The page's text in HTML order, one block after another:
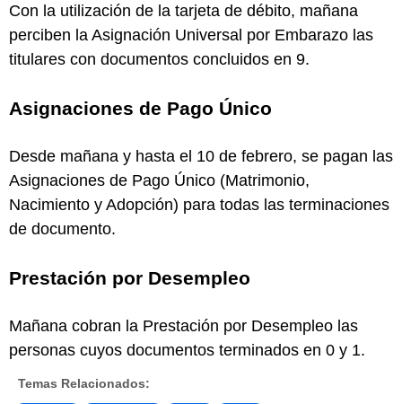
Con la utilización de la tarjeta de débito, mañana
perciben la Asignación Universal por Embarazo las
titulares con documentos concluidos en 9.
Asignaciones de Pago Único
Desde mañana y hasta el 10 de febrero, se pagan las
Asignaciones de Pago Único (Matrimonio,
Nacimiento y Adopción) para todas las terminaciones
de documento.
Prestación por Desempleo
Mañana cobran la Prestación por Desempleo las
personas cuyos documentos terminados en 0 y 1.
Temas Relacionados: